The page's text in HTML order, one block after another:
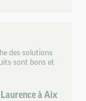
des solutions
sont bons et
Laurence à Aix